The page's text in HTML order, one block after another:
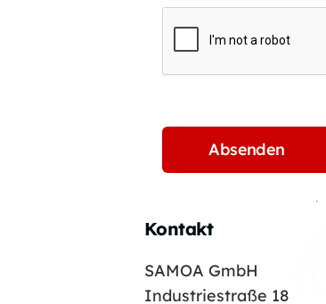
Kontakt
SAMOA GmbH
Industriestraße 18